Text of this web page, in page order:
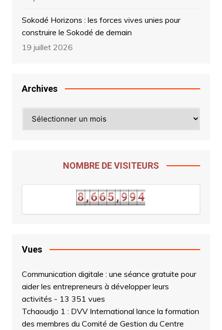
Sokodé Horizons : les forces vives unies pour
construire le Sokodé de demain
19 juillet 2026
Archives
NOMBRE DE VISITEURS
8
8
,
,
6
6
6
6
5
5
,
,
9
9
9
94
3
Vues
Communication digitale : une séance gratuite pour
aider les entrepreneurs à développer leurs
activités - 13 351 vues
Tchaoudjo 1 : DVV International lance la formation
des membres du Comité de Gestion du Centre